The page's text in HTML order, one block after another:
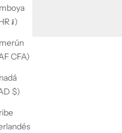
៛)
CFA)
$)